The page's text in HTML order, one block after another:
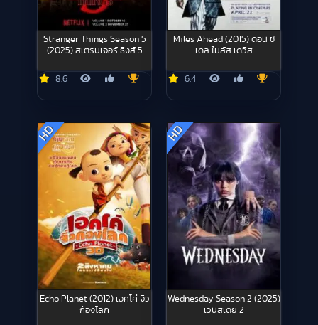
Stranger Things Season 5
(2025) สเตรนเจอร์ ธิงส์ 5
8.6
Miles Ahead (2015) ดอน ชี
เดล ไมล์ส เดวิส
6.4
HD
Echo Planet (2012) เอคโค่ จิ๋ว
ก้องโลก
HD
Wednesday Season 2 (2025)
เวนส์เดย์ 2